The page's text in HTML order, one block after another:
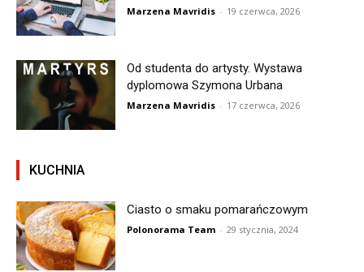
Marzena Mavridis - 19 czerwca, 2026
Od studenta do artysty. Wystawa
dyplomowa Szymona Urbana
Marzena Mavridis - 17 czerwca, 2026
KUCHNIA
Ciasto o smaku pomarańczowym
Polonorama Team - 29 stycznia, 2024